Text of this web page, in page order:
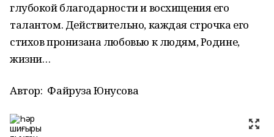
глубокой благодарности и восхищения его
талантом. Действительно, каждая строчка его
стихов пронизана любовью к людям, Родине,
жизни…
Автор: Файруза Юнусова